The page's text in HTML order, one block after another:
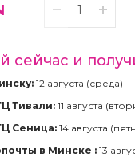
сейчас и
12 августа (среда)
Тивали: 11 августа
Сеница: 14 августа
в Минске :13